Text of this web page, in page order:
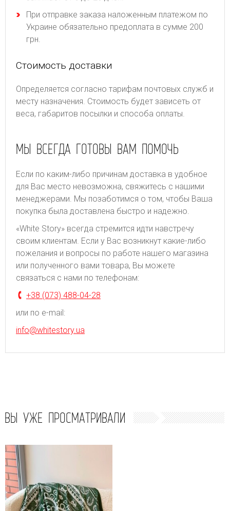
При отправке заказа наложенным платежом по
Украине обязательно предоплата в сумме 200
грн.
Стоимость доставки
Определяется согласно тарифам почтовых служб и
месту назначения. Стоимость будет зависеть от
веса, габаритов посылки и способа оплаты.
МЫ ВСЕГДА ГОТОВЫ ВАМ ПОМОЧЬ
Если по каким-либо причинам доставка в удобное
для Вас место невозможна, свяжитесь с нашими
менеджерами. Мы позаботимся о том, чтобы Ваша
покупка была доставлена быстро и надежно.
«White Story» всегда стремится идти навстречу
своим клиентам. Если у Вас возникнут какие-либо
пожелания и вопросы по работе нашего магазина
или полученного вами товара, Вы можете
связаться с нами по телефонам:
+38 (073) 488-04-28
или по e-mail:
info@whitestory.ua
ВЫ УЖЕ ПРОСМАТРИВАЛИ